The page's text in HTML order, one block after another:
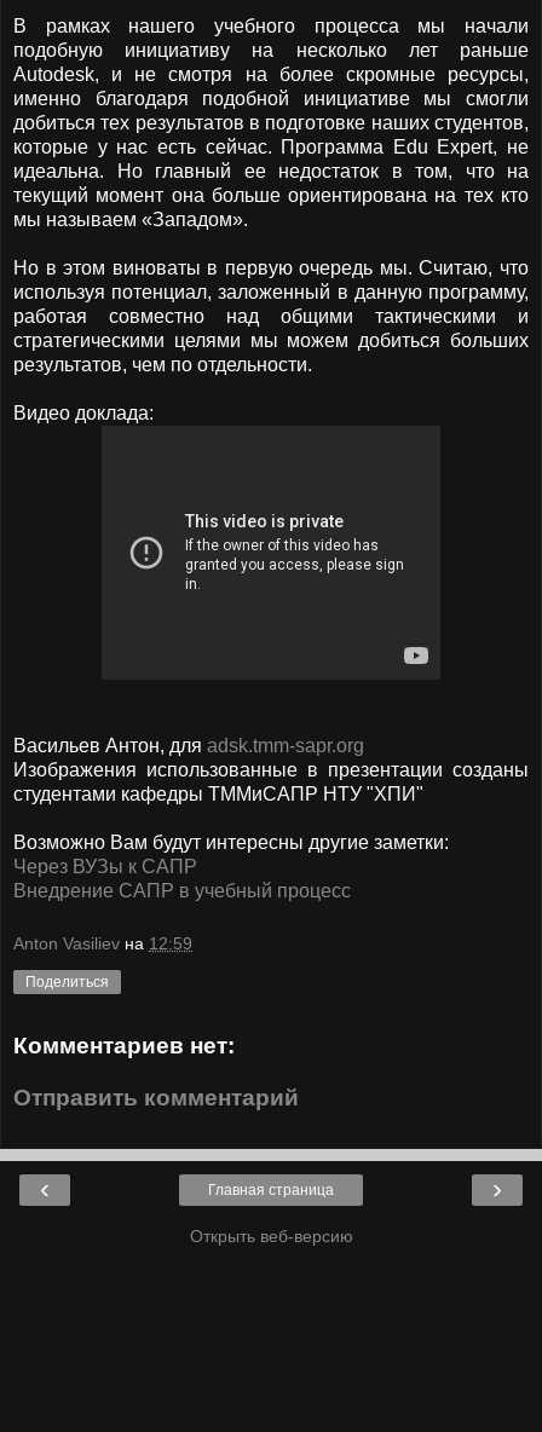
В рамках нашего учебного процесса мы начали
подобную инициативу на несколько лет раньше
Autodesk, и не смотря на более скромные ресурсы,
именно благодаря подобной инициативе мы смогли
добиться тех результатов в подготовке наших студентов,
которые у нас есть сейчас. Программа Edu Expert, не
идеальна. Но главный ее недостаток в том, что на
текущий момент она больше ориентирована на тех кто
мы называем «Западом».
Но в этом виноваты в первую очередь мы. Считаю, что
используя потенциал, заложенный в данную программу,
работая совместно над общими тактическими и
стратегическими целями мы можем добиться больших
результатов, чем по отдельности.
Видео доклада:
Васильев Антон, для adsk.tmm-sapr.org
Изображения использованные в презентации созданы
студентами кафедры ТММиСАПР НТУ "ХПИ"
Возможно Вам будут интересны другие заметки:
Через ВУЗы к САПР
Внедрение САПР в учебный процесс
Anton Vasiliev на 12:59
Поделиться
Комментариев нет:
Отправить комментарий
‹ ›
Главная страница
Открыть веб-версию